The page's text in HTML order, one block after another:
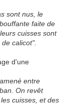
sont nus, le
faite de
cuisses sont
calicot".
d'une
entre
On revêt
cuisses, et des